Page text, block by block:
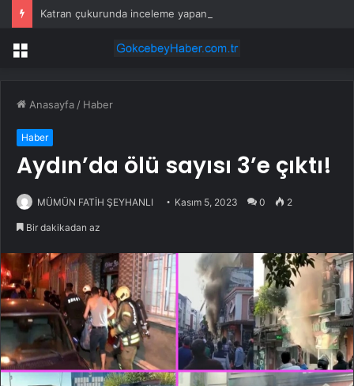
Menü
Anasayfa / Haber
Haber
Aydın’da ölü sayısı 3’e çıktı!
MÜMÜN FATİH ŞEYHANLI Kasım 5, 2023 0 2
Bir dakikadan az